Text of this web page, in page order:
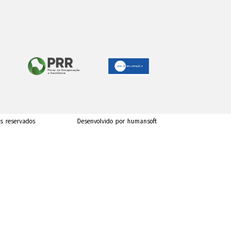
reservados Desenvolvido por humansoft